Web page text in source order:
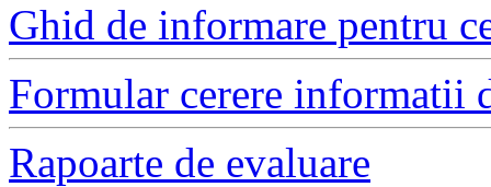
Ghid de informare pentru
Formular cerere informatii
Rapoarte de evaluare